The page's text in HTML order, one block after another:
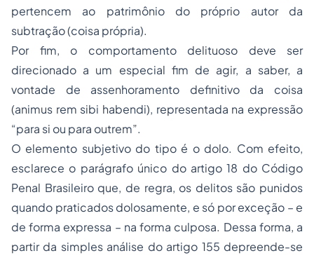
pertencem ao patrimônio do próprio autor da
subtração (coisa própria).
Por fim, o comportamento delituoso deve ser
direcionado a um especial fim de agir, a saber, a
vontade de assenhoramento definitivo da coisa
(animus rem sibi habendi), representada na expressão
“para si ou para outrem”.
O elemento subjetivo do tipo é o dolo. Com efeito,
esclarece o parágrafo único do artigo 18 do Código
Penal Brasileiro que, de regra, os delitos são punidos
quando praticados dolosamente, e só por exceção – e
de forma expressa – na forma culposa. Dessa forma, a
partir da simples análise do artigo 155 depreende-se